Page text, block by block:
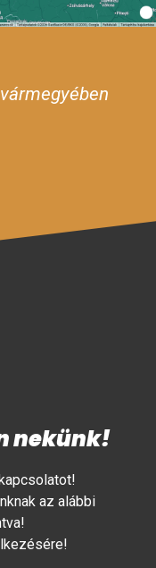
nekünk!
az alábbi